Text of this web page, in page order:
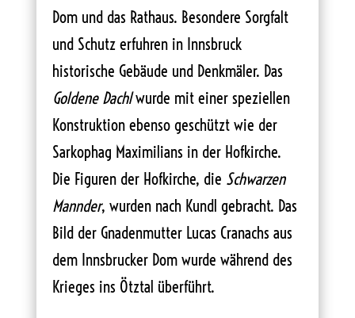
Dom und das Rathaus. Besondere Sorgfalt
und Schutz erfuhren in Innsbruck
historische Gebäude und Denkmäler. Das
Goldene Dachlwurde mit einer speziellen
Konstruktion ebenso geschützt wie der
Sarkophag Maximilians in der Hofkirche.
Die Figuren der Hofkirche, die Schwarzen
Mannder, wurden nach Kundl gebracht. Das
Bild der Gnadenmutter Lucas Cranachs aus
dem Innsbrucker Dom wurde während des
Krieges ins Ötztal überführt.